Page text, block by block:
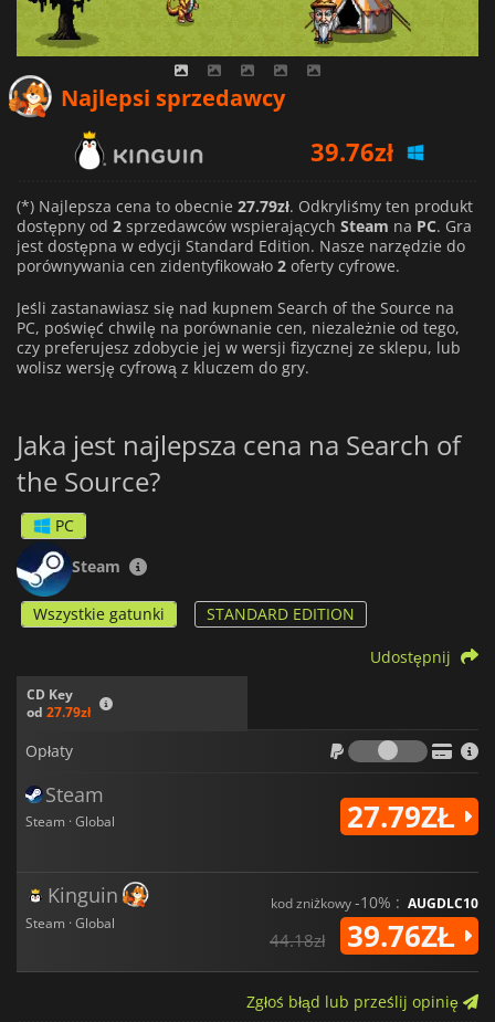
Najlepsi sprzedawcy
39.76zł
27.79zł
(*) Najlepsza cena to obecnie 27.79zł. Odkryliśmy ten produkt
dostępny od 2 sprzedawców wspierających Steam na PC. Gra
jest dostępna w edycji Standard Edition. Nasze narzędzie do
porównywania cen zidentyfikowało 2 oferty cyfrowe.
Jeśli zastanawiasz się nad kupnem Search of the Source na
PC, poświęć chwilę na porównanie cen, niezależnie od tego,
czy preferujesz zdobycie jej w wersji fizycznej ze sklepu, lub
wolisz wersję cyfrową z kluczem do gry.
Jaka jest najlepsza cena na Search of
the Source?
PC
Steam
Wszystkie gatunki STANDARD EDITION
CD Key
od 27.79zł
Udostępnij
Opłaty
Opłaty
Steam
Steam · Global 27.79ZŁ
Kinguin
Steam · Global
kod zniżkowy-10% : AUGDLC10
44.18zł 39.76ZŁ
Zgłoś błąd lub prześlij opinię